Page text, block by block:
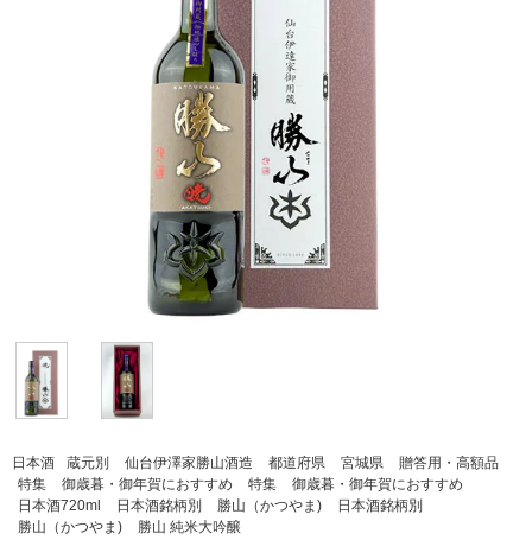
日本酒 蔵元別 仙台伊澤家勝山酒造 都道府県 宮城県
贈答用・高額品
特集
御歳暮・御年賀におすすめ 特集
御歳暮・御年賀におすすめ
日本酒720ml
日本酒銘柄別 勝山（かつやま)
日本酒銘柄別
勝山（かつやま)
勝山 純米大吟醸